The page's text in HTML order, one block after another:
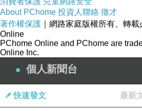
無奈之下只好放棄.前往plan B"秋香
山路的麵店.是老字號的麵店之一.也
麵店.是很古早味的麵店.好吃!
吃完的時候我們走到旁邊.發現隔壁
心想:這麼厲害.秋香麵店旁邊就是"
About PChome 投資人聯絡 徵才
著作權保護 ｜網路家庭版權所有、轉載
Online
PChome Online and PChome are
Online Inc.
個人新聞台
快速發文 最新